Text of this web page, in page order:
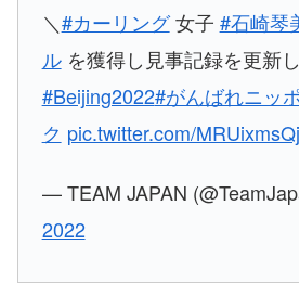
＼#カーリング女子 #石崎琴
ルを獲得し見事記録を更新
#Beijing2022#がんばれニッ
ク pic.twitter.com/
— TEAM JAPAN
2022